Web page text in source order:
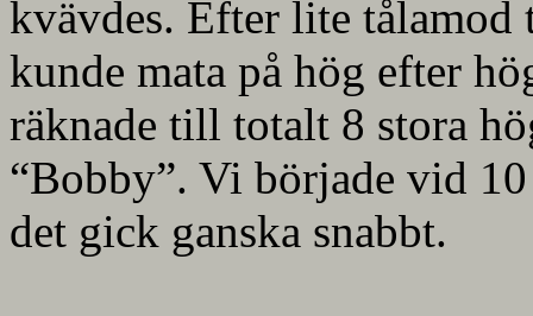
kvävdes. Efter lite
kunde mata på hög efter
räknade till totalt 8 stora
“Bobby”. Vi började vid
det gick ganska snabbt.